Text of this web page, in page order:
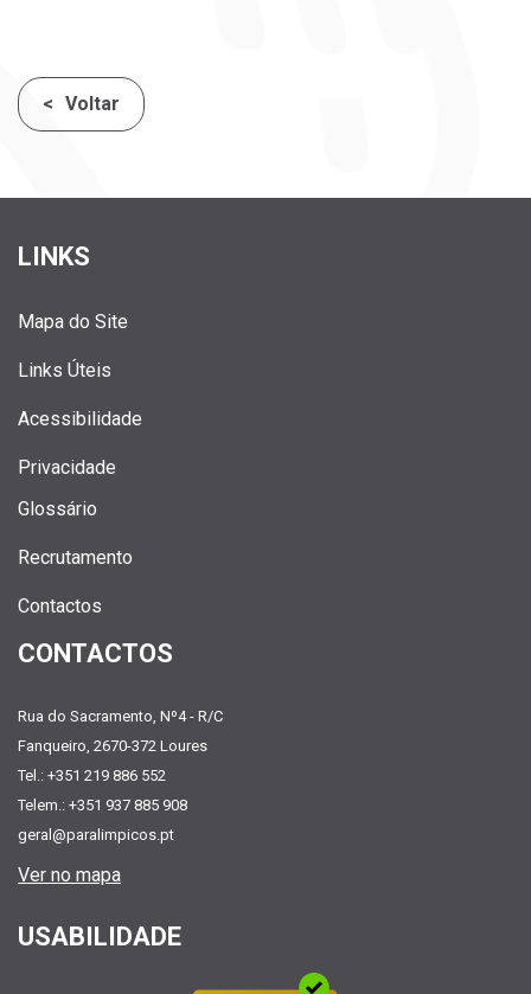
Voltar
LINKS
Mapa do Site
Links Úteis
Acessibilidade
Privacidade
Glossário
Recrutamento
Contactos
CONTACTOS
Rua do Sacramento, Nº4 - R/C
Fanqueiro, 2670-372 Loures
Tel.: +351 219 886 552
Telem.: +351 937 885 908
geral@paralimpicos.pt
Ver no mapa
USABILIDADE